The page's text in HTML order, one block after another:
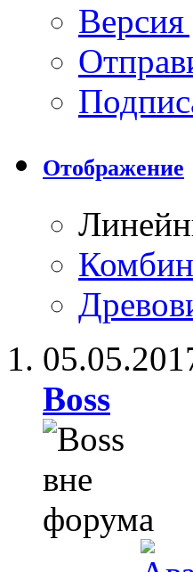
Версия
Отображение
Boss